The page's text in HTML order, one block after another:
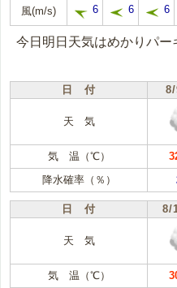
風(m/s) 6 6 6
今日明日天気はめかりパ
日 付
天 気
気 温（℃）
降水確率（％）
日 付 8/
天 気
気 温（℃）